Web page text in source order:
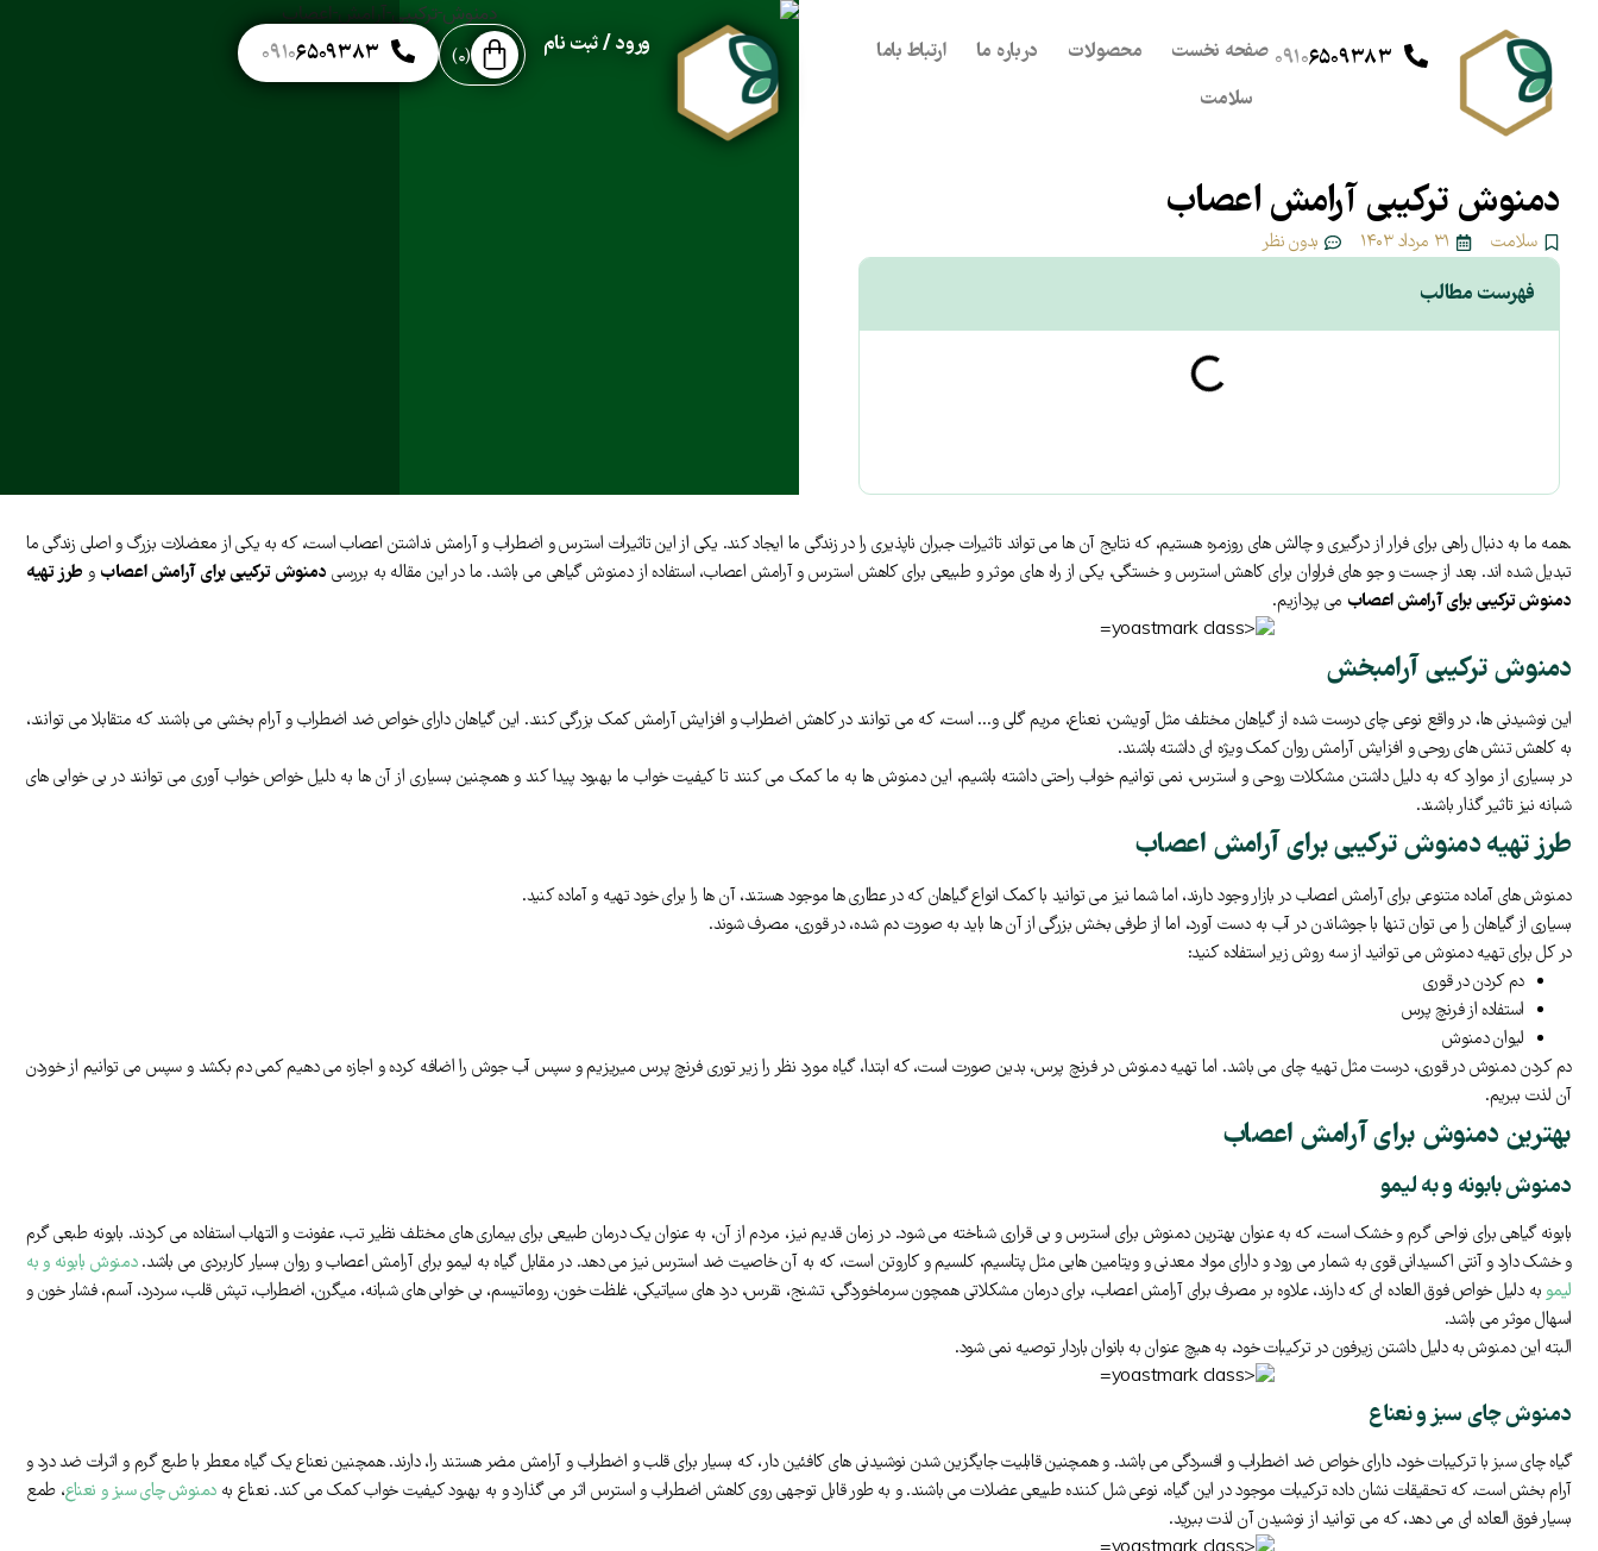
۰۹۱۰۶۵۰۹۳۸۳ صفحه نخست محصولات درباره ما
ارتباط باما
سلامت
ورود / ثبت نام ۰ ۰۹۱۰۶۵۰۹۳۸۳
دمنوش ترکیبی آرامش اعصاب
سلامت ۳۱ مرداد ۱۴۰۳ بدون نظر
فهرست مطالب
.همه ما به دنبال راهی برای فرار از درگیری و چالش های روزمره هستیم، که نتایج آن ها می تواند تاثیرات جبران ناپذیری را در زندگی ما ایجاد کند. یکی از این تاثیرات استرس و اضطراب و آرامش نداشتن اعصاب است، که به یکی از معضلات بزرگ و اصلی زندگی ما
تبدیل شده اند. بعد از جست و جو های فراوان برای کاهش استرس و خستگی، یکی از راه های موثر و طبیعی برای کاهش استرس و آرامش اعصاب، استفاده از دمنوش گیاهی می باشد. ما در این مقاله به بررسی دمنوش ترکیبی برای آرامش اعصاب و طرز تهیه
دمنوش ترکیبی برای آرامش اعصاب می پردازیم.
دمنوش ترکیبی آرامبخش
این نوشیدنی ها، در واقع نوعی چای درست شده از گیاهان مختلف مثل آویشن، نعناع، مریم گلی و… است، که می توانند در کاهش اضطراب و افزایش آرامش کمک بزرگی کنند. این گیاهان دارای خواص ضد اضطراب و آرام بخشی می باشند که متقابلا می توانند،
به کاهش تنش های روحی و افزایش آرامش روان کمک ویژه ای داشته باشند.
در بسیاری از موارد که به دلیل داشتن مشکلات روحی و استرس، نمی توانیم خواب راحتی داشته باشیم، این دمنوش ها به ما کمک می کنند تا کیفیت خواب ما بهبود پیدا کند و همچنین بسیاری از آن ها به دلیل خواص خواب آوری می توانند در بی خوابی های
شبانه نیز تاثیر گذار باشند.
طرز تهیه دمنوش ترکیبی برای آرامش اعصاب
دمنوش های آماده متنوعی برای آرامش اعصاب در بازار وجود دارند، اما شما نیز می توانید با کمک انواع گیاهان که در عطاری ها موجود هستند، آن ها را برای خود تهیه و آماده کنید.
بسیاری از گیاهان را می توان تنها با جوشاندن در آب به دست آورد، اما از طرفی بخش بزرگی از آن ها باید به صورت دم شده، در قوری، مصرف شوند.
در کل برای تهیه دمنوش می توانید از سه روش زیر استفاده کنید:
دم کردن در قوری
استفاده از فرنچ پرس
لیوان دمنوش
دم کردن دمنوش در قوری، درست مثل تهیه چای می باشد. اما تهیه دمنوش در فرنچ پرس، بدین صورت است، که ابتدا، گیاه مورد نظر را زیر توری فرنچ پرس میریزیم و سپس آب جوش را اضافه کرده و اجازه می دهیم کمی دم بکشد و سپس می توانیم از خوردن
آن لذت ببریم.
بهترین دمنوش برای آرامش اعصاب
دمنوش بابونه و به لیمو
بابونه گیاهی برای نواحی گرم و خشک است، که به عنوان بهترین دمنوش برای استرس و بی قراری شناخته می شود. در زمان قدیم نیز، مردم از آن، به عنوان یک درمان طبیعی برای بیماری های مختلف نظیر تب، عفونت و التهاب استفاده می کردند. بابونه طبعی گرم
و خشک دارد و آنتی اکسیدانی قوی به شمار می رود و دارای مواد معدنی و ویتامین هایی مثل پتاسیم، کلسیم و کاروتن است، که به آن خاصیت ضد استرس نیز می دهد. در مقابل گیاه به لیمو برای آرامش اعصاب و روان بسیار کاربردی می باشد.دمنوش بابونه و به
لیمو به دلیل خواص فوق العاده ای که دارند، علاوه بر مصرف برای آرامش اعصاب، برای درمان مشکلاتی همچون سرماخوردگی، تشنج، نقرس، درد های سیاتیکی، غلظت خون، روماتیسم، بی خوابی های شبانه، میگرن، اضطراب، تپش قلب، سردرد، آسم، فشار خون و
اسهال موثر می باشد.
البته این دمنوش به دلیل داشتن زیرفون در ترکیبات خود، به هیچ عنوان به بانوان باردار توصیه نمی شود.
دمنوش چای سبز و نعناع
گیاه چای سبز با ترکیبات خود، دارای خواص ضد اضطراب و افسردگی می باشد. و همچنین قابلیت جایگزین شدن نوشیدنی های کافئین دار، که بسیار برای قلب و اضطراب و آرامش مضر هستند را، دارند. همچنین نعناع یک گیاه معطر با طبع گرم و اثرات ضد درد و
آرام بخش است. که تحقیقات نشان داده ترکیبات موجود در این گیاه، نوعی شل کننده طبیعی عضلات می باشند. و به طور قابل توجهی روی کاهش اضطراب و استرس اثر می گذارد و به بهبود کیفیت خواب کمک می کند. نعناع بهدمنوش چای سبز و نعناع، طمع
بسیار فوق العاده ای می دهد، که می توانید از نوشیدن آن لذت ببرید.